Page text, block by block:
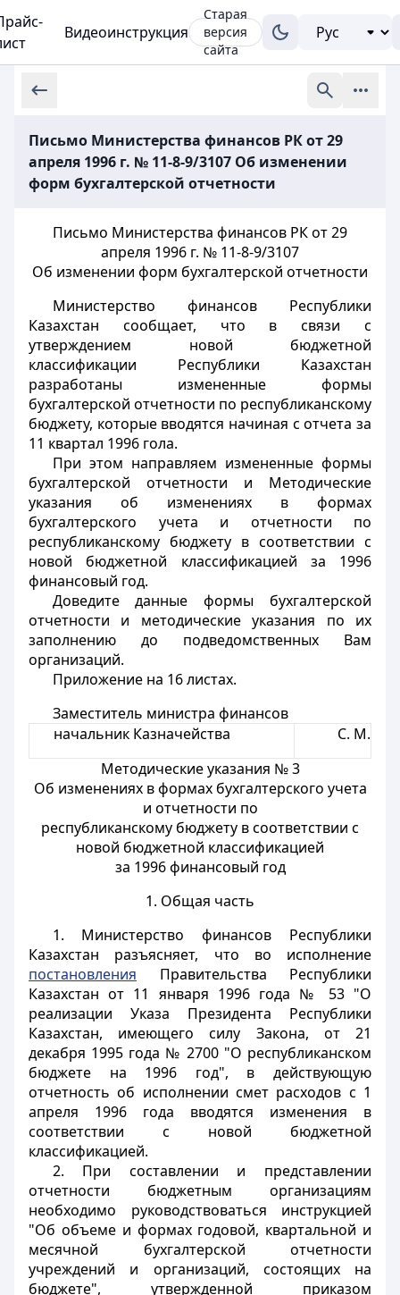
Видеоинструкция
Старая
версия
сайта
Письмо Министерства финансов РК от 29
апреля 1996 г. № 11-8-9/3107 Об изменении
форм бухгалтерской отчетности
Письмо Министерства финансов РК от 29
апреля 1996 г. № 11-8-9/3107
Об изменении форм бухгалтерской отчетности
Министерство финансов Республики
Казахстан сообщает, что в связи с
утверждением новой бюджетной
классификации Республики Казахстан
разработаны измененные формы
бухгалтерской отчетности по республиканскому
бюджету, которые вводятся начиная с отчета за
11 квартал 1996 гола.
При этом направляем измененные формы
бухгалтерской отчетности и Методические
указания об изменениях в формах
бухгалтерского учета и отчетности по
республиканскому бюджету в соответствии с
новой бюджетной классификацией за 1996
финансовый год.
Доведите данные формы бухгалтерской
отчетности и методические указания по их
заполнению до подведомственных Вам
организаций.
Приложение на 16 листах.
Заместитель министра финансов
начальник Казначейства
С. М.
Методические указания № 3
Об изменениях в формах бухгалтерского учета
и отчетности по
республиканскому бюджету в соответствии с
новой бюджетной классификацией
за 1996 финансовый год
1. Общая часть
1. Министерство финансов Республики
Казахстан разъясняет, что во исполнение
постановления Правительства Республики
Казахстан от 11 января 1996 года № 53 "О
реализации Указа Президента Республики
Казахстан, имеющего силу Закона, от 21
декабря 1995 года № 2700 "О республиканском
бюджете на 1996 год", в действующую
отчетность об исполнении смет расходов с 1
апреля 1996 года вводятся изменения в
соответствии с новой бюджетной
классификацией.
2. При составлении и представлении
отчетности бюджетным организациям
необходимо руководствоваться инструкцией
"Об объеме и формах годовой, квартальной и
месячной бухгалтерской отчетности
учреждений и организаций, состоящих на
бюджете", утвержденной приказом